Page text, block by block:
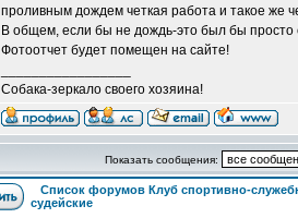
проливным дождем четкая работа и такое же
В общем, если бы не дождь-это был бы
Фотоотчет будет помещен на сайте!
Собака-зеркало своего хозяина!
Показать сообщения:
Список форумов Клуб спортивно-
судейские